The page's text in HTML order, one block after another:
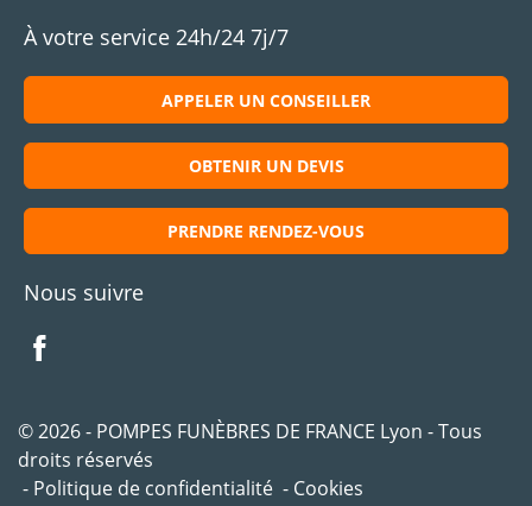
À votre service 24h/24 7j/7
APPELER UN CONSEILLER
OBTENIR UN DEVIS
PRENDRE RENDEZ-VOUS
Nous suivre
© 2026 - POMPES FUNÈBRES DE FRANCE Lyon - Tous
droits réservés
Politique de confidentialité
Cookies